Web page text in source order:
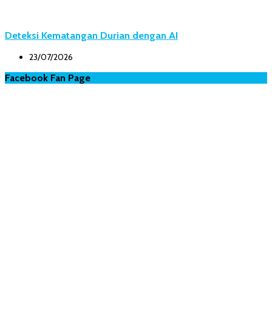
Deteksi Kematangan Durian dengan AI
23/07/2026
Facebook Fan Page